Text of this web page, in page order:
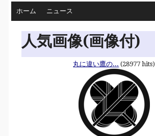
ホーム ニュース
人気画像(画像付)
丸に違い鷹の... (28977 hits)